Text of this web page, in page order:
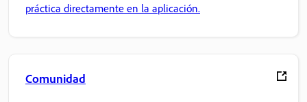
práctica directamente en la aplicación.
Comunidad